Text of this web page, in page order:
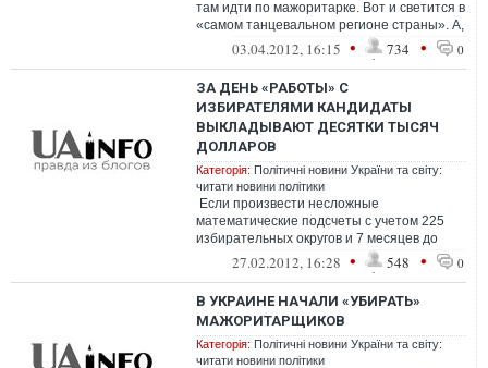
там идти по мажоритарке. Вот и светится в
«самом танцевальном регионе страны». А,
вообще советую...
03.04.2012, 16:15 • 734 • 0
ЗА ДЕНЬ «РАБОТЫ» С
ИЗБИРАТЕЛЯМИ КАНДИДАТЫ
ВЫКЛАДЫВАЮТ ДЕСЯТКИ ТЫСЯЧ
ДОЛЛАРОВ
Категорія: Політичні новини України та світу:
читати новини політики
Если произвести несложные
математические подсчеты с учетом 225
избирательных округов и 7 месяцев до
выборов, значит — до конца избирательн...
27.02.2012, 16:28 • 548 • 0
В УКРАИНЕ НАЧАЛИ «УБИРАТЬ»
МАЖОРИТАРЩИКОВ
Категорія: Політичні новини України та світу:
читати новини політики